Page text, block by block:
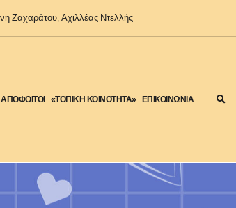
Ζαχαράτου, Αχιλλέας Ντελλής
ΑΠΟΦΟΙΤΟΙ «ΤΟΠΙΚΗ ΚΟΙΝΟΤΗΤΑ» ΕΠΙΚΟΙΝΩΝΙΑ